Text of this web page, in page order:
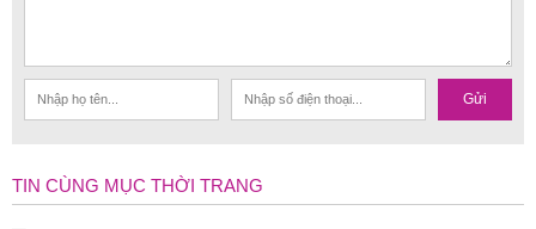
Gửi
TIN CÙNG MỤC THỜI TRANG